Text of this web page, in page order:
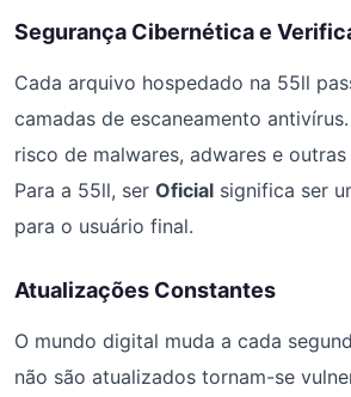
Segurança Cibernética e
Cada arquivo hospedado na 55ll
camadas de escaneamento
risco de malwares, adwares e
Para a 55ll, ser Oficial significa ser
para o usuário final.
Atualizações Constantes
O mundo digital muda a cada
não são atualizados tornam-se